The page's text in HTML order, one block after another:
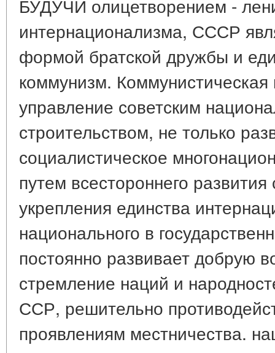
БУДУЧИ олицетворением -
интернационализма, СССР
формой братской дружбы и
коммунизм.
управление советским
строительством, не только
социалистическое
путем всестороннего
укрепления единства
национального в
постоянно развивает добрую
стремление наций и
ССР, решительно
проявлениям местничества.